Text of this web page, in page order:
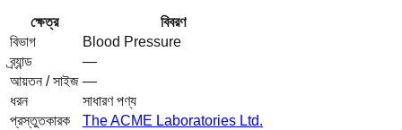
ক্ষেত্র
বিবরণ
বিভাগ
Blood Pressure
ব্র্যান্ড
—
আয়তন / সাইজ —
ধরন
সাধারণ পণ্য
প্রস্তুতকারক
The ACME Laboratories Ltd.